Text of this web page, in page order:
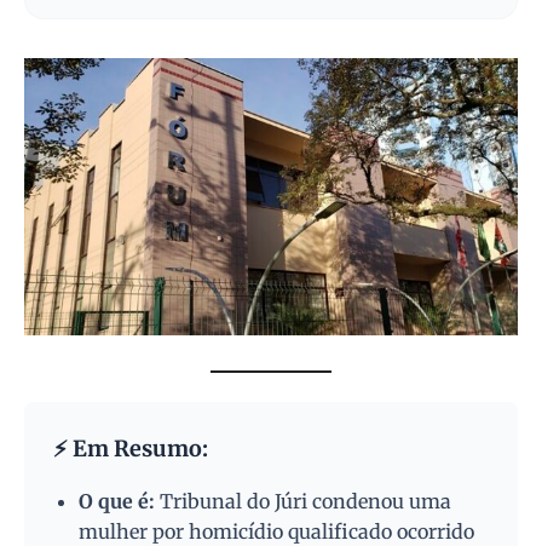
⚡ Em Resumo:
O que é: Tribunal do Júri condenou uma
mulher por homicídio qualificado ocorrido